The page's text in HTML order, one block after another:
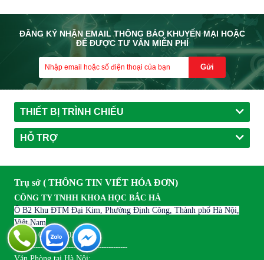
ĐĂNG KÝ NHẬN EMAIL THÔNG BÁO KHUYẾN MẠI HOẶC
ĐỂ ĐƯỢC TƯ VẤN MIỄN PHÍ
Gửi
THIẾT BỊ TRÌNH CHIẾU
HỖ TRỢ
Trụ sở ( THÔNG TIN VIẾT HÓA ĐƠN)
CÔNG TY TNHH KHOA HỌC BẮC HÀ
Ô B2 Khu ĐTM Đại Kim, Phường Định Công, Thành phố Hà Nội,
Việt Nam
MST : 0104560020
------------------------------------------------